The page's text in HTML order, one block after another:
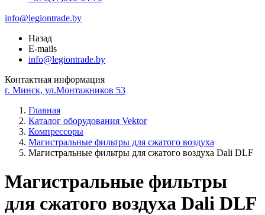
info@legiontrade.by
Назад
E-mails
info@legiontrade.by
Контактная информация
г. Минск, ул.Монтажников 53
Главная
Каталог оборудования Vektor
Компрессоры
Магистральные фильтры для сжатого воздуха
Магистральные фильтры для сжатого воздуха Dali DLF
Магистральные фильтры
для сжатого воздуха Dali DLF